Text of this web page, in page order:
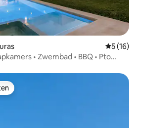
5 (16)
• Zwembad • BBQ • Pto